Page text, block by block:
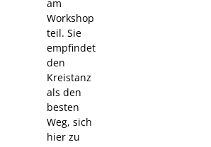
am
Workshop
teil. Sie
empfindet
den
Kreistanz
als den
besten
Weg, sich
hier zu